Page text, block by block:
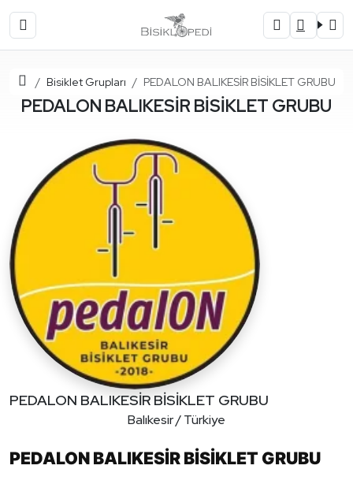
Ana SayfaBisiklet Grupları PEDALON BALIKESİR BİSİKLET GRUBU
PEDALON BALIKESİR BİSİKLET GRUBU
PEDALON BALIKESİR BİSİKLET GRUBU
Balıkesir / Türkiye
PEDALON BALIKESİR BİSİKLET GRUBU